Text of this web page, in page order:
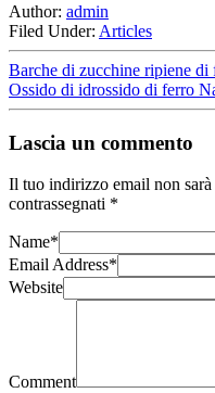
Author: admin
Filed Under: Articles
Barche di zucchine ripiene di
Ossido di idrossido di ferro
Lascia un commento
Il tuo indirizzo email non
contrassegnati *
Name*
Email Address*
Website
Comment